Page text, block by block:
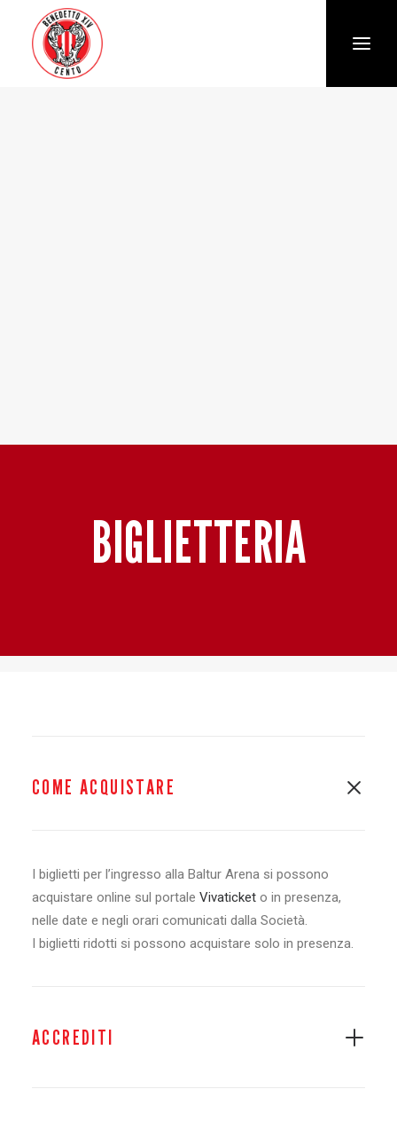
BIGLIETTERIA
COME ACQUISTARE
I biglietti per l’ingresso alla Baltur Arena si possono
acquistare online sul portale Vivaticket o in presenza,
nelle date e negli orari comunicati dalla Società.
I biglietti ridotti si possono acquistare solo in presenza.
ACCREDITI